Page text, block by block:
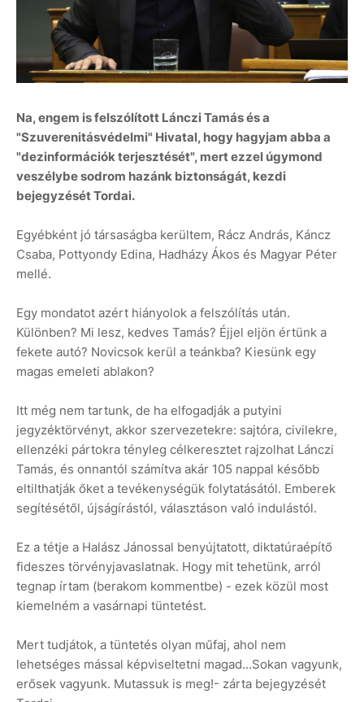
Na, engem is felszólított Lánczi Tamás és a
"Szuverenitásvédelmi" Hivatal, hogy hagyjam abba a
"dezinformációk terjesztését", mert ezzel úgymond
veszélybe sodrom hazánk biztonságát, kezdi
bejegyzését Tordai.
Egyébként jó társaságba kerültem, Rácz András, Káncz
Csaba, Pottyondy Edina, Hadházy Ákos és Magyar Péter
mellé.
Egy mondatot azért hiányolok a felszólítás után.
Különben? Mi lesz, kedves Tamás? Éjjel eljön értünk a
fekete autó? Novicsok kerül a teánkba? Kiesünk egy
magas emeleti ablakon?
Itt még nem tartunk, de ha elfogadják a putyini
jegyzéktörvényt, akkor szervezetekre: sajtóra, civilekre,
ellenzéki pártokra tényleg célkeresztet rajzolhat Lánczi
Tamás, és onnantól számítva akár 105 nappal később
eltilthatják őket a tevékenységük folytatásától. Emberek
segítésétől, újságírástól, választáson való indulástól.
Ez a tétje a Halász Jánossal benyújtatott, diktatúraépítő
fideszes törvényjavaslatnak. Hogy mit tehetünk, arról
tegnap írtam (berakom kommentbe) - ezek közül most
kiemelném a vasárnapi tüntetést.
Mert tudjátok, a tüntetés olyan műfaj, ahol nem
lehetséges mással képviseltetni magad...Sokan vagyunk,
erősek vagyunk. Mutassuk is meg!- zárta bejegyzését